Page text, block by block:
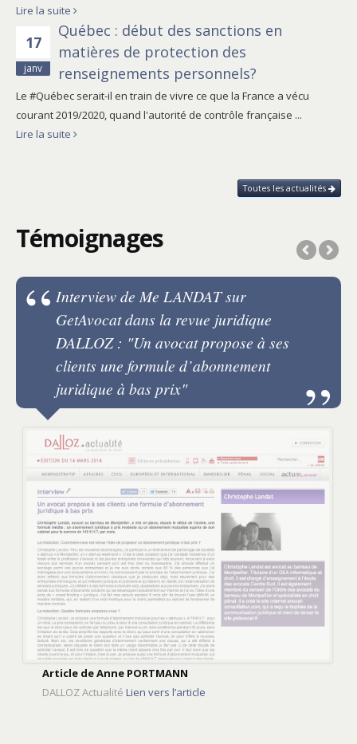
Lire la suite
17
janv
Québec : début des sanctions en
matières de protection des
renseignements personnels?
Le #Québec serait-il en train de vivre ce que la France a vécu
courant 2019/2020, quand l'autorité de contrôle française ...
Lire la suite
Toutes les actualités
Témoignages
Interview de Me LANDAT sur
GetAvocat dans la revue juridique
DALLOZ : "Un avocat propose à ses
clients une formule d’abonnement
juridique à bas prix"
Article de Anne PORTMANN
DALLOZ Actualité Lien vers l’article